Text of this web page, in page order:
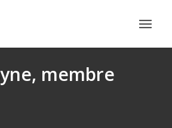
membre